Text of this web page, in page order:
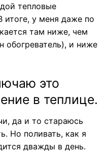
тепловые
итоге, у меня даже по
там ниже, чем
обогреватель), и ниже
это
в теплице.
да и то стараюсь
Но поливать, как я
дважды в день.